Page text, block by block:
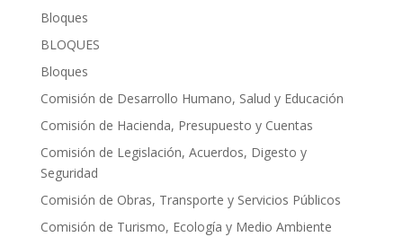
Bloques
BLOQUES
Bloques
Comisión de Desarrollo Humano, Salud y Educación
Comisión de Hacienda, Presupuesto y Cuentas
Comisión de Legislación, Acuerdos, Digesto y
Seguridad
Comisión de Obras, Transporte y Servicios Públicos
Comisión de Turismo, Ecología y Medio Ambiente